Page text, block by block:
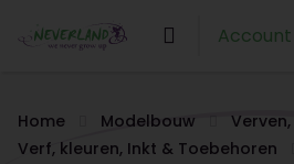
Account
Home Modelbouw
Verf, kleuren, Inkt & Toebehoren